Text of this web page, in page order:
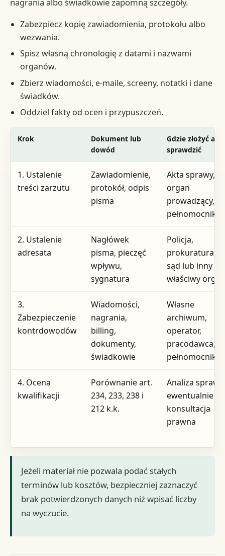
Zabezpiecz kopię zawiadomienia, protokołu albo
wezwania.
Spisz własną chronologię z datami i nazwami
organów.
Zbierz wiadomości, e-maile, screeny, notatki i dane
świadków.
Oddziel fakty od ocen i przypuszczeń.
Krok
Dokument lub
dowód
Gdzie złożyć
sprawdzić
1. Ustalenie
treści zarzutu
Zawiadomienie,
protokół, odpis
pisma
Akta sprawy,
organ
prowadzący,
pełnomocnik
2. Ustalenie
adresata
Nagłówek
pisma, pieczęć
wpływu,
sygnatura
Policja,
prokuratura,
sąd lub inny
właściwy
3.
Zabezpieczenie
kontrdowodów
Wiadomości,
nagrania,
billing,
dokumenty,
świadkowie
Własne
archiwum,
operator,
pracodawca,
pełnomocnik
4. Ocena
kwalifikacji
Porównanie art.
234, 233, 238 i
212 k.k.
Analiza sprawy,
ewentualnie
konsultacja
prawna
Jeżeli materiał nie pozwala podać stałych
terminów lub kosztów, bezpieczniej zaznaczyć
brak potwierdzonych danych niż wpisać liczby
na wyczucie.